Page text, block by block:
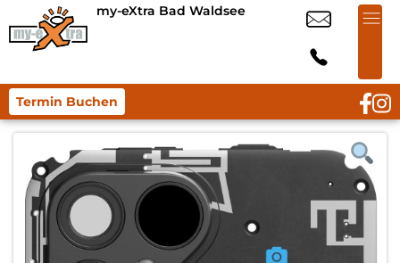
my-eXtra Bad Waldsee
Termin Buchen